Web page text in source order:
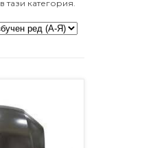
в тази категория.